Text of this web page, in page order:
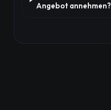
Angebot annehmen?